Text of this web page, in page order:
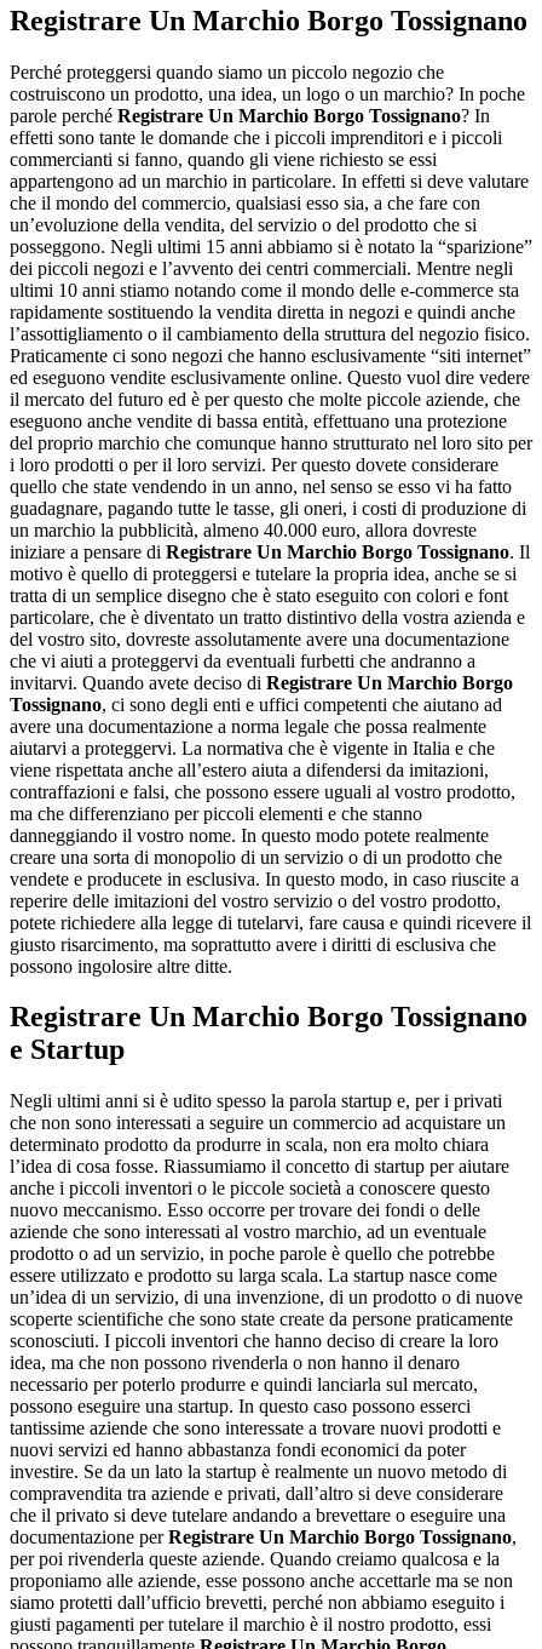
Registrare Un Marchio Borgo Tossignano
Perché proteggersi quando siamo un piccolo negozio che
costruiscono un prodotto, una idea, un logo o un marchio? In poche
parole perché Registrare Un Marchio Borgo Tossignano? In
effetti sono tante le domande che i piccoli imprenditori e i piccoli
commercianti si fanno, quando gli viene richiesto se essi
appartengono ad un marchio in particolare. In effetti si deve valutare
che il mondo del commercio, qualsiasi esso sia, a che fare con
un’evoluzione della vendita, del servizio o del prodotto che si
posseggono. Negli ultimi 15 anni abbiamo si è notato la “sparizione”
dei piccoli negozi e l’avvento dei centri commerciali. Mentre negli
ultimi 10 anni stiamo notando come il mondo delle e-commerce sta
rapidamente sostituendo la vendita diretta in negozi e quindi anche
l’assottigliamento o il cambiamento della struttura del negozio fisico.
Praticamente ci sono negozi che hanno esclusivamente “siti internet”
ed eseguono vendite esclusivamente online. Questo vuol dire vedere
il mercato del futuro ed è per questo che molte piccole aziende, che
eseguono anche vendite di bassa entità, effettuano una protezione
del proprio marchio che comunque hanno strutturato nel loro sito per
i loro prodotti o per il loro servizi. Per questo dovete considerare
quello che state vendendo in un anno, nel senso se esso vi ha fatto
guadagnare, pagando tutte le tasse, gli oneri, i costi di produzione di
un marchio la pubblicità, almeno 40.000 euro, allora dovreste
iniziare a pensare di Registrare Un Marchio Borgo Tossignano. Il
motivo è quello di proteggersi e tutelare la propria idea, anche se si
tratta di un semplice disegno che è stato eseguito con colori e font
particolare, che è diventato un tratto distintivo della vostra azienda e
del vostro sito, dovreste assolutamente avere una documentazione
che vi aiuti a proteggervi da eventuali furbetti che andranno a
invitarvi. Quando avete deciso di Registrare Un Marchio Borgo
Tossignano, ci sono degli enti e uffici competenti che aiutano ad
avere una documentazione a norma legale che possa realmente
aiutarvi a proteggervi. La normativa che è vigente in Italia e che
viene rispettata anche all’estero aiuta a difendersi da imitazioni,
contraffazioni e falsi, che possono essere uguali al vostro prodotto,
ma che differenziano per piccoli elementi e che stanno
danneggiando il vostro nome. In questo modo potete realmente
creare una sorta di monopolio di un servizio o di un prodotto che
vendete e producete in esclusiva. In questo modo, in caso riuscite a
reperire delle imitazioni del vostro servizio o del vostro prodotto,
potete richiedere alla legge di tutelarvi, fare causa e quindi ricevere il
giusto risarcimento, ma soprattutto avere i diritti di esclusiva che
possono ingolosire altre ditte.
Registrare Un Marchio Borgo Tossignano
e Startup
Negli ultimi anni si è udito spesso la parola startup e, per i privati
che non sono interessati a seguire un commercio ad acquistare un
determinato prodotto da produrre in scala, non era molto chiara
l’idea di cosa fosse. Riassumiamo il concetto di startup per aiutare
anche i piccoli inventori o le piccole società a conoscere questo
nuovo meccanismo. Esso occorre per trovare dei fondi o delle
aziende che sono interessati al vostro marchio, ad un eventuale
prodotto o ad un servizio, in poche parole è quello che potrebbe
essere utilizzato e prodotto su larga scala. La startup nasce come
un’idea di un servizio, di una invenzione, di un prodotto o di nuove
scoperte scientifiche che sono state create da persone praticamente
sconosciuti. I piccoli inventori che hanno deciso di creare la loro
idea, ma che non possono rivenderla o non hanno il denaro
necessario per poterlo produrre e quindi lanciarla sul mercato,
possono eseguire una startup. In questo caso possono esserci
tantissime aziende che sono interessate a trovare nuovi prodotti e
nuovi servizi ed hanno abbastanza fondi economici da poter
investire. Se da un lato la startup è realmente un nuovo metodo di
compravendita tra aziende e privati, dall’altro si deve considerare
che il privato si deve tutelare andando a brevettare o eseguire una
documentazione perRegistrare Un Marchio Borgo Tossignano,
per poi rivenderla queste aziende. Quando creiamo qualcosa e la
proponiamo alle aziende, esse possono anche accettarle ma se non
siamo protetti dall’ufficio brevetti, perché non abbiamo eseguito i
giusti pagamenti per tutelare il marchio è il nostro prodotto, essi